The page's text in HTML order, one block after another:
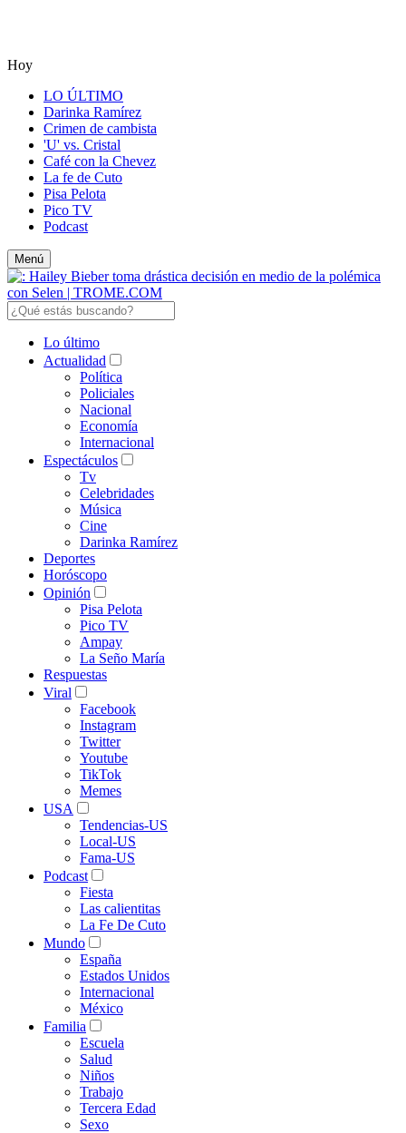
Hoy
LO ÚLTIMO
Darinka Ramírez
Crimen de cambista
'U' vs. Cristal
Café con la Chevez
La fe de Cuto
Pisa Pelota
Pico TV
Podcast
Menú
Lo último
Actualidad
Política
Policiales
Nacional
Economía
Internacional
Espectáculos
Tv
Celebridades
Música
Cine
Darinka Ramírez
Deportes
Horóscopo
Opinión
Pisa Pelota
Pico TV
Ampay
La Seño María
Respuestas
Viral
Facebook
Instagram
Twitter
Youtube
TikTok
Memes
USA
Tendencias-US
Local-US
Fama-US
Podcast
Fiesta
Las calientitas
La Fe De Cuto
Mundo
España
Estados Unidos
Internacional
México
Familia
Escuela
Salud
Niños
Trabajo
Tercera Edad
Sexo